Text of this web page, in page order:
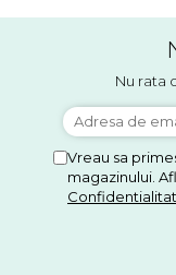
Nu rata
Vreau sa
magazinului.